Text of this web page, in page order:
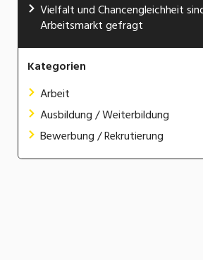
Vielfalt und Chancengleichheit
Arbeitsmarkt gefragt
Kategorien
Arbeit
Ausbildung / Weiterbildung
Bewerbung / Rekrutierung